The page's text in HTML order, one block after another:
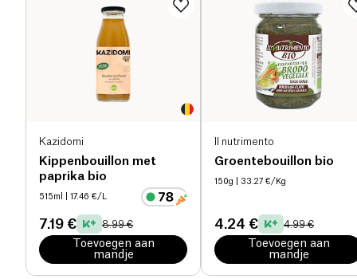
Kazidomi
Kippenbouillon met
paprika bio
515ml | 17.46 €/L
7.19 € 8.99 €
Toevoegen aan
mandje
Il nutrimento
Groentebouillon bio
150g | 33.27 €/Kg
4.24 € 4.99 €
Toevoegen aan
mandje
12.6 g